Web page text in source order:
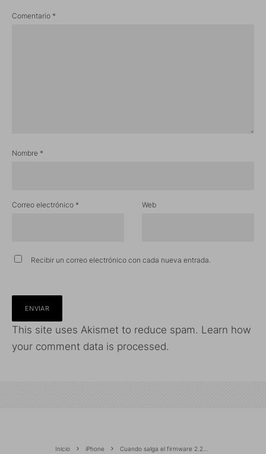
Comentario *
Nombre *
Correo electrónico * Web
Recibir un correo electrónico con cada nueva entrada.
This site uses Akismet to reduce spam. Learn how
your comment data is processed.
Inicio iPhone Cuando salga el firmware 2.2…